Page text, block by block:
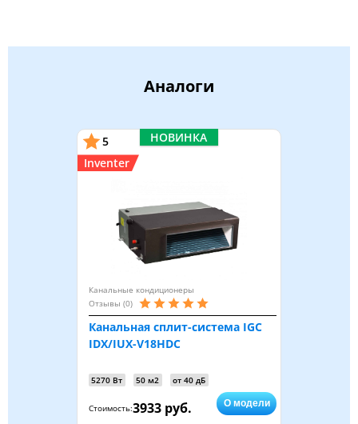
Аналоги
5
Inventer
НОВИНКА
Канальные кондиционеры
Отзывы (0)
Канальная сплит-система IGC
IDX/IUX-V18HDC
5270 Вт 50 м2 от 40 дБ
Стоимость:3933 руб. О модели